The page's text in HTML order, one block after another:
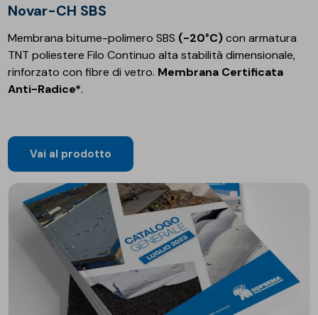
Novar-CH SBS
Membrana bitume-polimero SBS (-20°C)con armatura
TNT poliestere Filo Continuo alta stabilità dimensionale,
rinforzato con fibre di vetro. Membrana Certificata
Anti-Radice*.
Vai al prodotto